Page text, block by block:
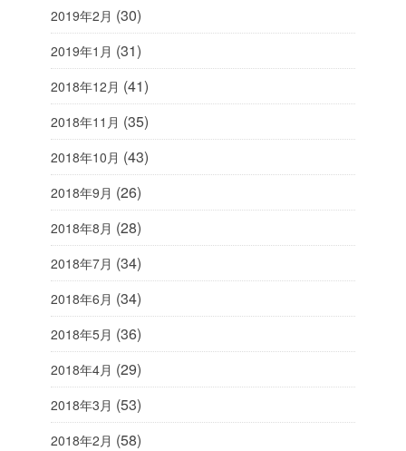
2019年2月 (30)
2019年1月 (31)
2018年12月 (41)
2018年11月 (35)
2018年10月 (43)
2018年9月 (26)
2018年8月 (28)
2018年7月 (34)
2018年6月 (34)
2018年5月 (36)
2018年4月 (29)
2018年3月 (53)
2018年2月 (58)